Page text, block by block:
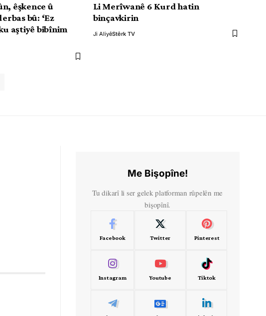
êşkence û
bû: ‘Ez
aştiyê bibînim
Li Merîwanê 6 Kurd hatin
binçavkirin
Ji AliyêStêrk TV
Me Bişopîne!
Tu dikarî li ser gelek platforman rûpelên me
bişopînî.
Facebook Twitter Pinterest
Instagram Youtube Tiktok